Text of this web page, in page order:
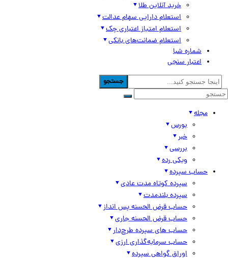
خرید آنلاین طلا
استعلام دارایی سهام عدالت
استعلام امتیاز اعتباری چک
استعلام ضمانت‌های بانکی
شماره شبا
اعتبار سنجی
جستجو
مجله
بورس
خبر
بررسی
ویکی رده
حساب سپرده
سپرده کوتاه مدت عادی
سپرده بلندمدت
حساب قرض الحسنه پس انداز
حساب قرض الحسنه جاری
حساب های سپرده طرح‌دار
حساب سرمایه‌گذاری ارزی
اوراق گواهی سپرده